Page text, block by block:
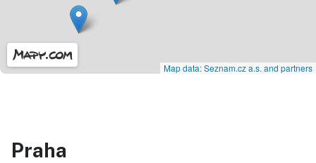
Map data: Seznam.cz a.s. and partners
Praha